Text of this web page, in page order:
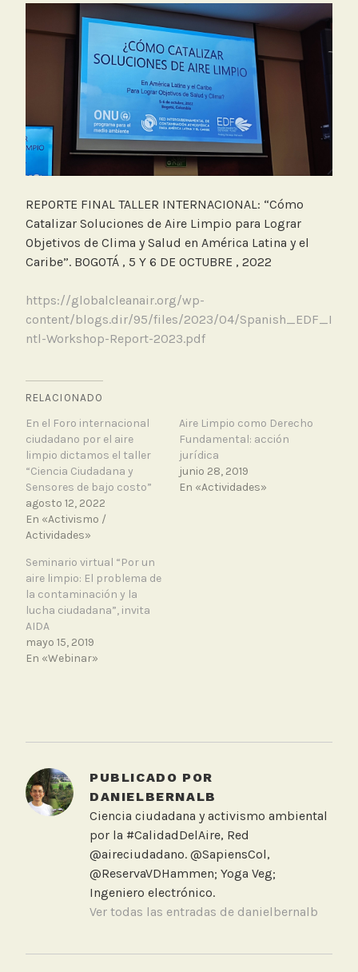
REPORTE FINAL TALLER INTERNACIONAL: “Cómo
Catalizar Soluciones de Aire Limpio para Lograr
Objetivos de Clima y Salud en América Latina y el
Caribe”. BOGOTÁ , 5 Y 6 DE OCTUBRE , 2022
https://globalcleanair.org/wp-
content/blogs.dir/95/files/2023/04/Spanish_EDF_I
ntl-Workshop-Report-2023.pdf
RELACIONADO
En el Foro internacional
ciudadano por el aire
limpio dictamos el taller
“Ciencia Ciudadana y
Sensores de bajo costo”
agosto 12, 2022
En «Activismo /
Actividades»
Aire Limpio como Derecho
Fundamental: acción
jurídica
junio 28, 2019
En «Actividades»
Seminario virtual “Por un
aire limpio: El problema de
la contaminación y la
lucha ciudadana”, invita
AIDA
mayo 15, 2019
En «Webinar»
e
d
PUBLICADO POR
DANIELBERNALB
Ciencia ciudadana y activismo ambiental
por la #CalidadDelAire, Red
@aireciudadano. @SapiensCol,
@ReservaVDHammen; Yoga Veg;
Ingeniero electrónico.
Ver todas las entradas de danielbernalb
NAVEGACIÓN